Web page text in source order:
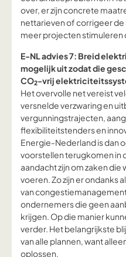
over, er zijn concrete
nettarieven of corrigeer de
meer projecten stimuleren
E-NL advies 7: Breid
mogelijk uit zodat die
CO2-vrij
Het overvolle net vereist
versnelde verzwaring en
vergunningstrajecten,
flexibiliteitstenders en
Energie-Nederland is dan
voorstellen terugkomen in
aandacht zijn om zaken
voeren. Zo zijn er ondanks
van
ondernemers die geen
krijgen. Op die manier
verder. Het belangrijkste
van alle plannen, want
oplossen.